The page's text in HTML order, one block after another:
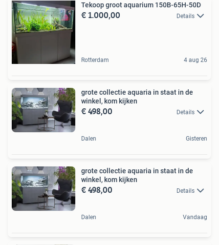
Tekoop groot aquarium 150B-65H-50D
€ 1.000,00 Details
Rotterdam 4 aug 26
grote collectie aquaria in staat in de
winkel, kom kijken
€ 498,00 Details
Dalen Gisteren
grote collectie aquaria in staat in de
winkel, kom kijken
€ 498,00 Details
Dalen Vandaag